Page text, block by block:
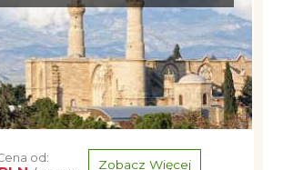
od: Zobacz Więcej